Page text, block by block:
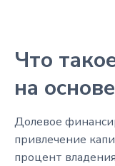
Что
на
Долевое
привлечение
процент